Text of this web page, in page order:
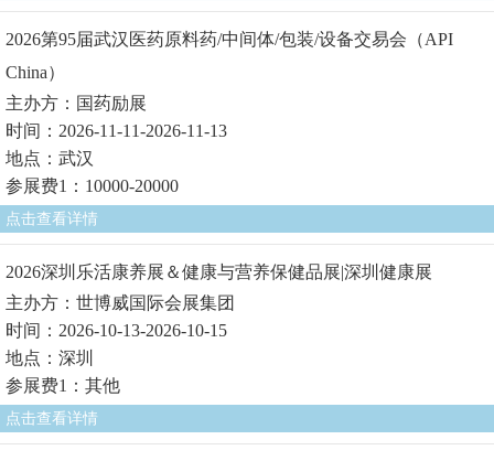
2026第95届武汉医药原料药/中间体/包装/设备交易会（API
China）
主办方：国药励展
时间：2026-11-11-2026-11-13
地点：武汉
参展费1：10000-20000
点击查看详情
2026深圳乐活康养展＆健康与营养保健品展|深圳健康展
主办方：世博威国际会展集团
时间：2026-10-13-2026-10-15
地点：深圳
参展费1：其他
点击查看详情